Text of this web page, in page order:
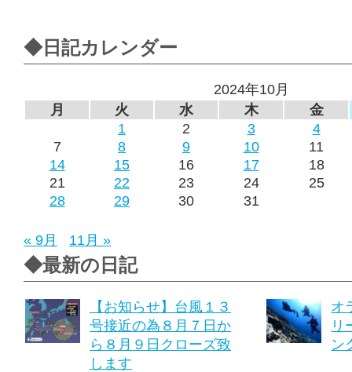
◆日記カレンダー
2024年10月
月
火 水 木
金
1
2 3
4
7
8 9 10
11
14
15 16 17
18
21
22 23 24
25
28
29 30 31
« 9月 11月 »
◆最新の日記
【お知らせ】台風１３
号接近の為８月７日か
ら８月９日クローズ致
します
オ
リ
ン